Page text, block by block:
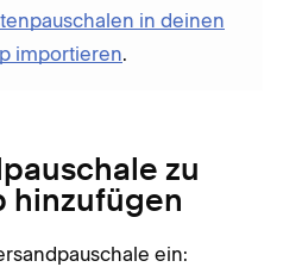
in deinen
importieren.
zu
hinzufügen
ein: